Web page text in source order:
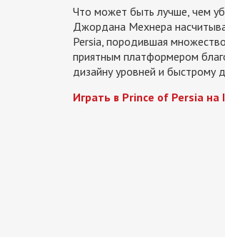
Что может быть лучше, чем
Джордана Мехнера
Persia, породившая
приятным платформером
дизайну уровней и быстрому
Играть в Prince of Persia